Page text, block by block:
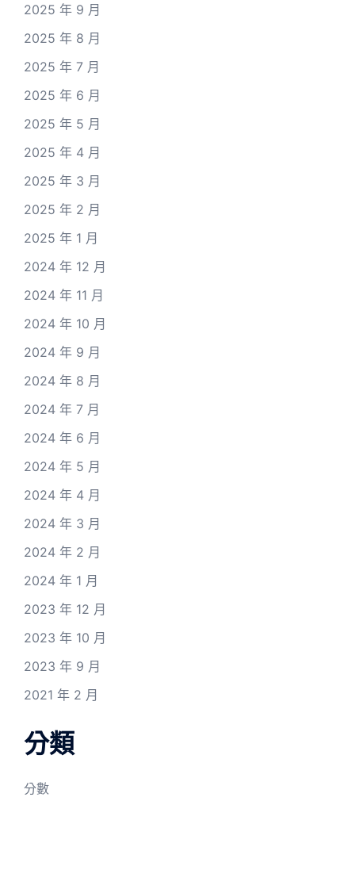
2025 年 9 月
2025 年 8 月
2025 年 7 月
2025 年 6 月
2025 年 5 月
2025 年 4 月
2025 年 3 月
2025 年 2 月
2025 年 1 月
2024 年 12 月
2024 年 11 月
2024 年 10 月
2024 年 9 月
2024 年 8 月
2024 年 7 月
2024 年 6 月
2024 年 5 月
2024 年 4 月
2024 年 3 月
2024 年 2 月
2024 年 1 月
2023 年 12 月
2023 年 10 月
2023 年 9 月
2021 年 2 月
分類
分數